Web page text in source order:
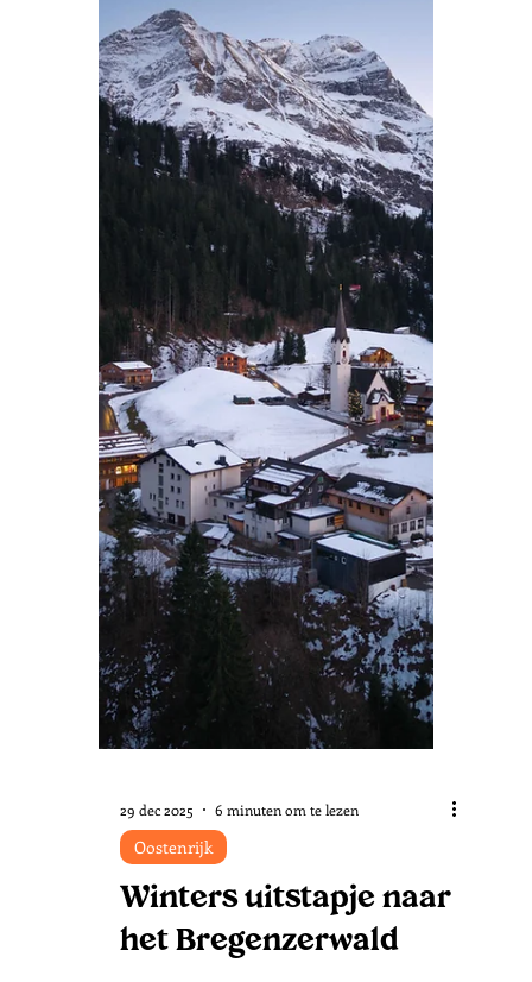
30 jan 5 minuten om te lezen
Oostenrijk
Sneeuwplaatjes in
Seefeld in Tirol
In de Tiroolse Alpen speel je altijd op
'safe' als het maken van sneeuwfoto's
het doel is. Tijdens een 3-daags
winterbezoek maken wij voor het eerst
kennis met Seefeld in Tirol, een
sneeuwzekere regio op slechts 8
uurtjes rijden vanuit Nederland. Ski's
gaan niet mee de auto in, want het